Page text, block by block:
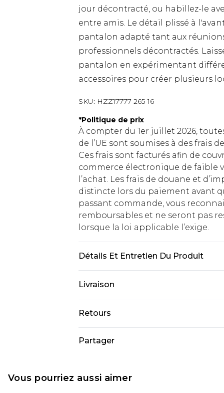
jour décontracté, ou habillez-le
entre amis. Le détail plissé à
pantalon adapté tant aux
professionnels décontractés.
pantalon en expérimentant
accessoires pour créer plusieurs
SKU: HZZ17777-265-16
*Politique de prix
À compter du 1er juillet 2026,
de l’UE sont soumises à des frais
Ces frais sont facturés afin de
commerce électronique de faible
l’achat. Les frais de douane et
distincte lors du paiement avant
passant commande, vous
remboursables et ne seront pas
lorsque la loi applicable l’exige.
Détails Et Entretien Du Produit
Livraison
Livraison standard France
Livraison express France
Evri Parcel Shop
Retours
nous retourner un article.
demandée.
Partager
Vous pourriez aussi aimer